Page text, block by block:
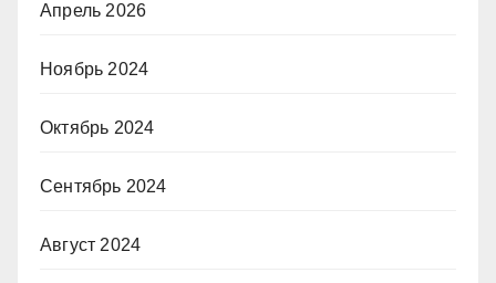
Апрель 2026
Ноябрь 2024
Октябрь 2024
Сентябрь 2024
Август 2024